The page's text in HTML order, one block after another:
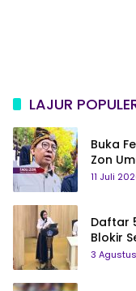
LAJUR
Buka
Zon
Status
11 Juli
Daftar
Blokir
3